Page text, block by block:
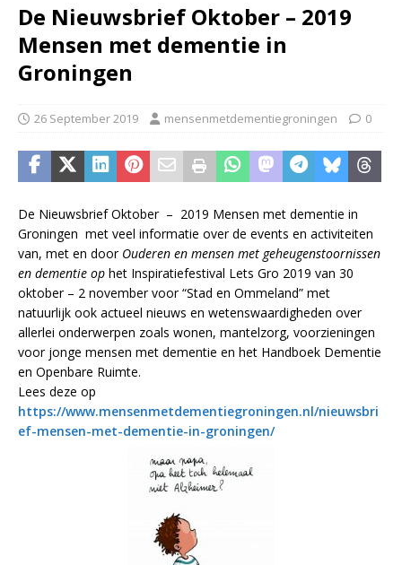
De Nieuwsbrief Oktober – 2019
Mensen met dementie in
Groningen
26 September 2019 mensenmetdementiegroningen 0
De Nieuwsbrief Oktober – 2019 Mensen met dementie in
Groningen met veel informatie over de events en activiteiten
van, met en door Ouderen en mensen met geheugenstoornissen
en dementie op het Inspiratiefestival Lets Gro 2019 van 30
oktober – 2 november voor “Stad en Ommeland” met
natuurlijk ook actueel nieuws en wetenswaardigheden over
allerlei onderwerpen zoals wonen, mantelzorg, voorzieningen
voor jonge mensen met dementie en het Handboek Dementie
en Openbare Ruimte.
Lees deze op
https://www.mensenmetdementiegroningen.nl/nieuwsbri
ef-mensen-met-dementie-in-groningen/